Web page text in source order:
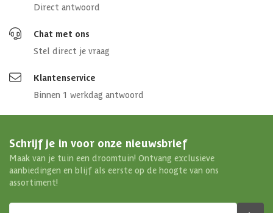
Direct antwoord
Chat met ons
Stel direct je vraag
Klantenservice
Binnen 1 werkdag antwoord
Schrijf je in voor onze nieuwsbrief
Maak van je tuin een droomtuin! Ontvang exclusieve
aanbiedingen en blijf als eerste op de hoogte van ons
assortiment!